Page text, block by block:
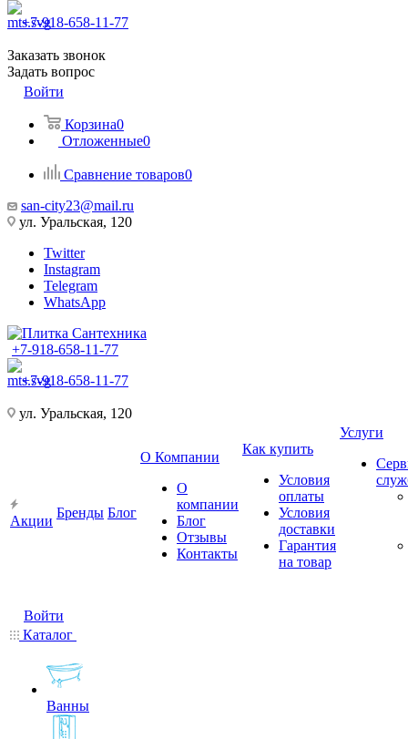
+7-918-658-11-77
Заказать звонок
Задать вопрос
Войти
Корзина0
Отложенные0
Сравнение товаров0
san-city23@mail.ru
ул. Уральская, 120
Twitter
Instagram
Telegram
WhatsApp
+7-918-658-11-77
+7-918-658-11-77
ул. Уральская, 120
Акции
Бренды Блог
О Компании
О
компании
Блог
Отзывы
Контакты
Как купить
Условия
оплаты
Условия
доставки
Гарантия
на товар
Услуги
Войти
Каталог
Ванны